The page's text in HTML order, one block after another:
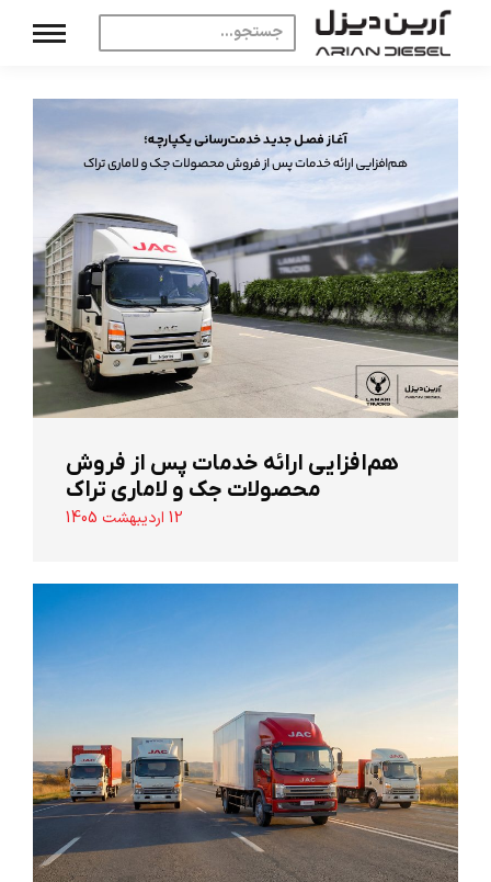
هم‌افزایی ارائه خدمات پس از فروش
محصولات جک و لاماری تراک
12 اردیبهشت 1405